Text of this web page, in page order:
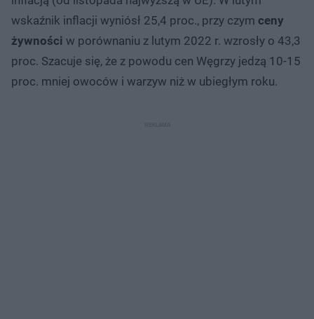
wskaźnik inflacji wyniósł 25,4 proc., przy czym ceny
żywności w porównaniu z lutym 2022 r. wzrosły o 43,3
proc. Szacuje się, że z powodu cen Węgrzy jedzą 10-15
proc. mniej owoców i warzyw niż w ubiegłym roku.